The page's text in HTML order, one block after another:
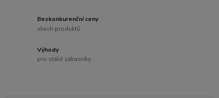
Bezkonkurenční ceny
všech produktů
Výhody
pro stálé zákazníky